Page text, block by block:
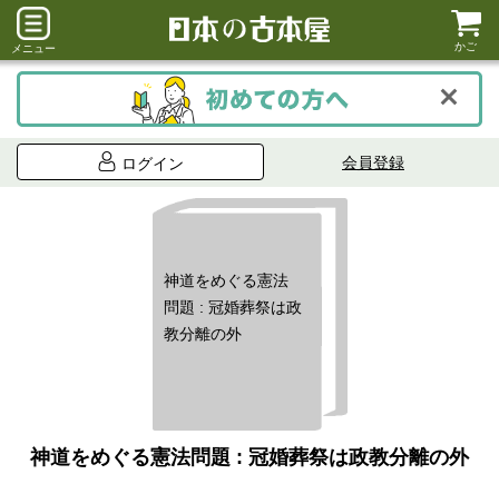
メニュー かご
ログイン 会員登録
神道をめぐる憲法
問題 : 冠婚葬祭は政
教分離の外
神道をめぐる憲法問題 : 冠婚葬祭は政教分離の外